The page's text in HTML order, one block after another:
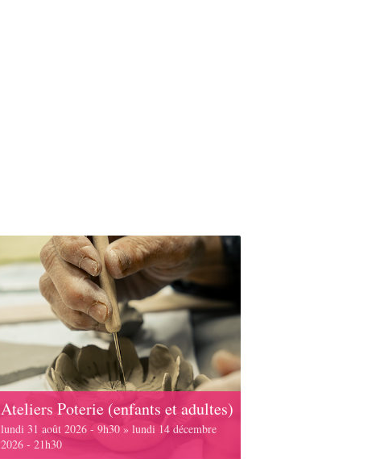
Ateliers Poterie (enfants et adultes)
lundi 31 août 2026 - 9h30 » lundi 14 décembre
2026 - 21h30